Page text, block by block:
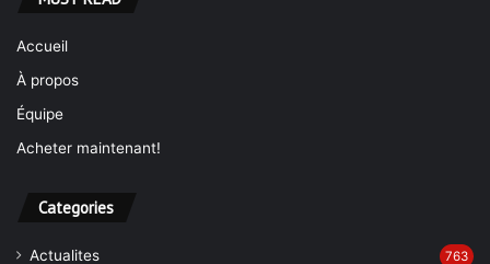
Accueil
À propos
Équipe
Acheter maintenant!
Categories
Actualites 763